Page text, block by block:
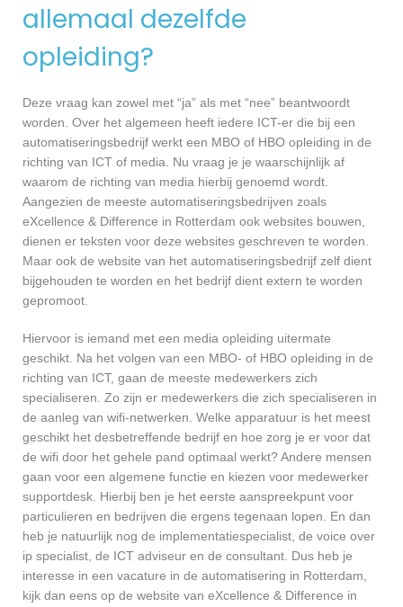
allemaal dezelfde
opleiding?
Deze vraag kan zowel met “ja” als met “nee” beantwoordt
worden. Over het algemeen heeft iedere ICT-er die bij een
automatiseringsbedrijf werkt een MBO of HBO opleiding in de
richting van ICT of media. Nu vraag je je waarschijnlijk af
waarom de richting van media hierbij genoemd wordt.
Aangezien de meeste automatiseringsbedrijven zoals
eXcellence & Difference in Rotterdam ook websites bouwen,
dienen er teksten voor deze websites geschreven te worden.
Maar ook de website van het automatiseringsbedrijf zelf dient
bijgehouden te worden en het bedrijf dient extern te worden
gepromoot.
Hiervoor is iemand met een media opleiding uitermate
geschikt. Na het volgen van een MBO- of HBO opleiding in de
richting van ICT, gaan de meeste medewerkers zich
specialiseren. Zo zijn er medewerkers die zich specialiseren in
de aanleg van wifi-netwerken. Welke apparatuur is het meest
geschikt het desbetreffende bedrijf en hoe zorg je er voor dat
de wifi door het gehele pand optimaal werkt? Andere mensen
gaan voor een algemene functie en kiezen voor medewerker
supportdesk. Hierbij ben je het eerste aanspreekpunt voor
particulieren en bedrijven die ergens tegenaan lopen. En dan
heb je natuurlijk nog de implementatiespecialist, de voice over
ip specialist, de ICT adviseur en de consultant. Dus heb je
interesse in een vacature in de automatisering in Rotterdam,
kijk dan eens op de website van eXcellence & Difference in